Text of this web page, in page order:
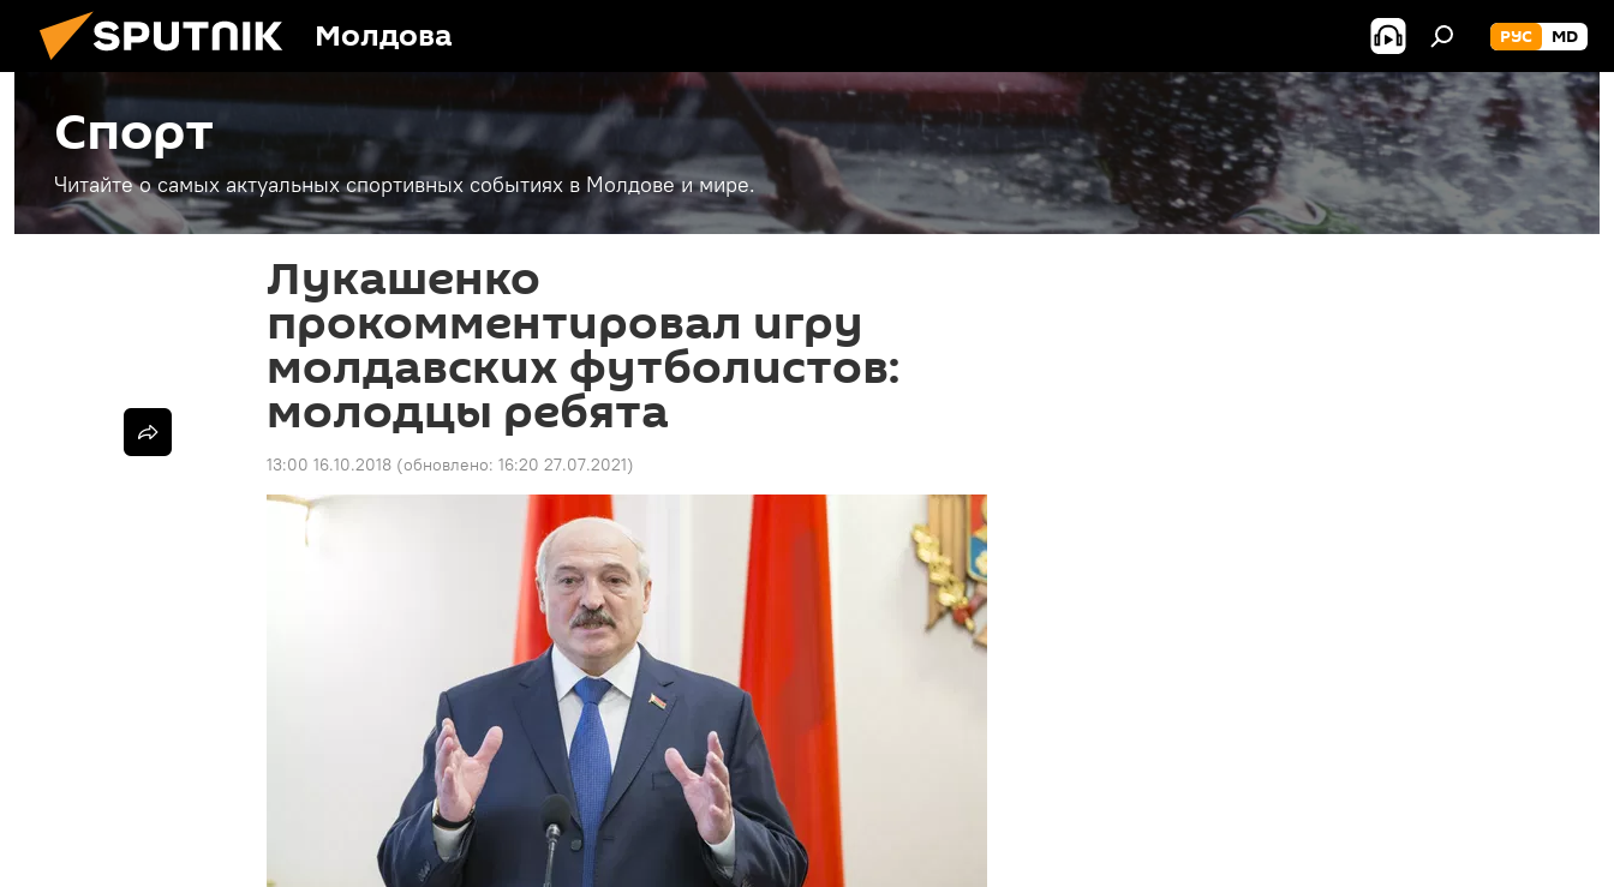
Молдова РУС MD
Спорт
Читайте о самых актуальных спортивных событиях в Молдове и мире.
Лукашенко
прокомментировал игру
молдавских футболистов:
молодцы ребята
13:00 16.10.2018 (обновлено: 16:20 27.07.2021)